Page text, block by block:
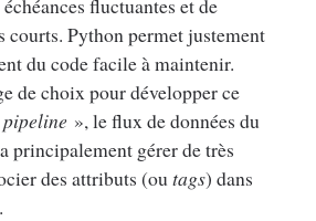
courts. Python permet justement
du code facile à maintenir.
de choix pour développer ce
pipeline », le flux de données du
principalement gérer de très
des attributs (ou tags) dans